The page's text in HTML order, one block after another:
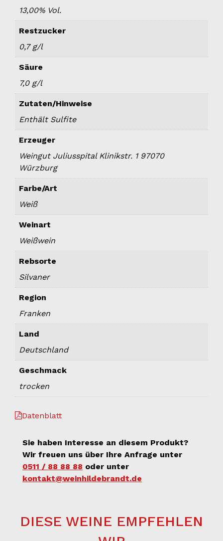
13,00% Vol.
Restzucker
0,7 g/l
Säure
7,0 g/l
Zutaten/Hinweise
Enthält Sulfite
Erzeuger
Weingut Juliusspital Klinikstr. 1 97070
Würzburg
Farbe/Art
Weiß
Weinart
Weißwein
Rebsorte
Silvaner
Region
Franken
Land
Deutschland
Geschmack
trocken
Datenblatt
Sie haben Interesse an diesem Produkt?
Wir freuen uns über Ihre Anfrage unter
0511 / 88 88 88 oder unter
kontakt@weinhildebrandt.de
DIESE WEINE EMPFEHLEN